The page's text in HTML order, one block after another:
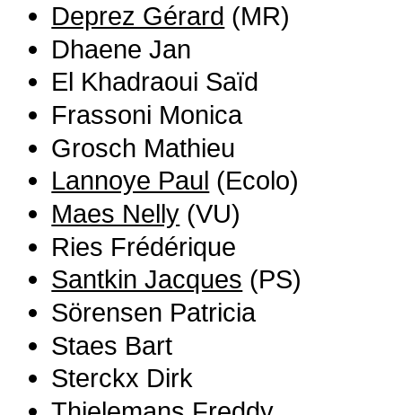
Deprez Gérard (MR)
Dhaene Jan
El Khadraoui Saïd
Frassoni Monica
Grosch Mathieu
Lannoye Paul (Ecolo)
Maes Nelly (VU)
Ries Frédérique
Santkin Jacques (PS)
Sörensen Patricia
Staes Bart
Sterckx Dirk